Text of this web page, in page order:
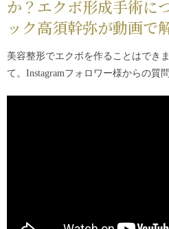
か？エクボ形成手術に
ック高須幹弥が動画で
美容整形でエクボを作ることはでき
て。Instagramフォロワー様からの質